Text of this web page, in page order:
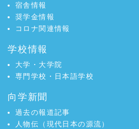
宿舎情報
奨学金情報
コロナ関連情報
学校情報
大学・大学院
専門学校・日本語学校
向学新聞
過去の報道記事
人物伝（現代日本の源流）